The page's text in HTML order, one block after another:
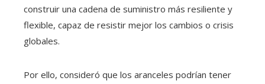
construir una cadena de suministro más resiliente y
flexible, capaz de resistir mejor los cambios o crisis
globales.
Por ello, consideró que los aranceles podrían tener